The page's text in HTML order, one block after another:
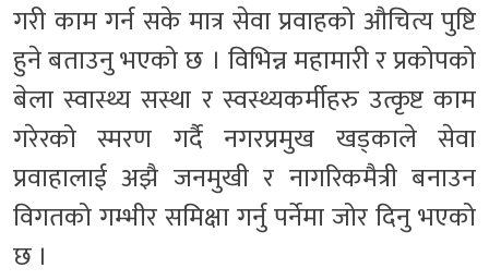
गरी काम गर्न सके मात्र सेवा प्रवाहको औचित्य पुष्टि
हुने बताउनु भएको छ । विभिन्न महामारी र प्रकोपको
बेला स्वास्थ्य सस्था र स्वस्थ्यकर्मीहरु उत्कृष्ट काम
गरेरको स्मरण गर्दै नगरप्रमुख खड्काले सेवा
प्रवाहालाई अझै जनमुखी र नागरिकमैत्री बनाउन
विगतको गम्भीर समिक्षा गर्नु पर्नेमा जोर दिनु भएको
छ ।